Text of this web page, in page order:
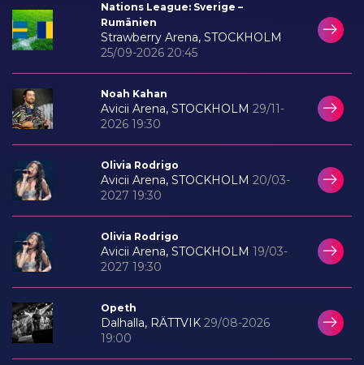
Nations League: Sverige –
Rumänien
Strawberry Arena, STOCKHOLM
25/09-2026 20:45
Noah Kahan
Avicii Arena, STOCKHOLM 29/11-
2026 19:30
Olivia Rodrigo
Avicii Arena, STOCKHOLM 20/03-
2027 19:30
Olivia Rodrigo
Avicii Arena, STOCKHOLM 19/03-
2027 19:30
Opeth
Dalhalla, RÄTTVIK 29/08-2026
19:00